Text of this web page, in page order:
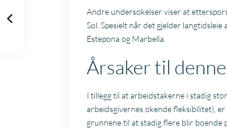
Andre undersøkelser viser at
Sol. Spesielt når det gjelder langtidsleie
Estepona og Marbella.
Årsaker til
I tillegg til at arbeidstakerne i stadig
arbeidsgivernes økende fleksibilitet),
grunnene til at stadig flere blir boende